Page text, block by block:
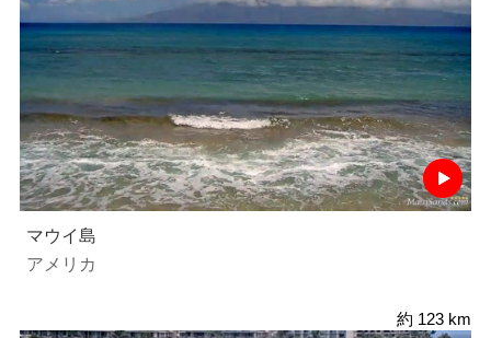
マウイ島
アメリカ
約 123 km